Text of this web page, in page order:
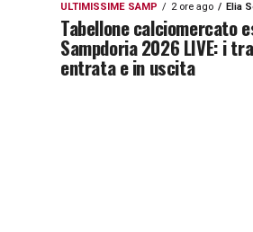
ULTIMISSIME SAMP 2 ore ago Elia
Tabellone calciomercato
Sampdoria 2026 LIVE: i
entrata e in uscita